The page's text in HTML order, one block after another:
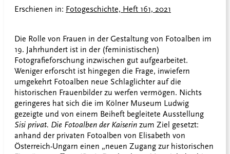
Erschienen in: Fotogeschichte, Heft 161, 2021
Die Rolle von Frauen in der Gestaltung von Fotoalben im
19. Jahrhundert ist in der (feministischen)
Fotografieforschung inzwischen gut aufgearbeitet.
Weniger erforscht ist hingegen die Frage, inwiefern
umgekehrt Fotoalben neue Schlaglichter auf die
historischen Frauenbilder zu werfen vermögen. Nichts
geringeres hat sich die im Kölner Museum Ludwig
gezeigte und von einem Beiheft begleitete Ausstellung
Sisi privat. Die Fotoalben der Kaiserin zum Ziel gesetzt:
anhand der privaten Fotoalben von Elisabeth von
Österreich-Ungarn einen „neuen Zugang zur historischen